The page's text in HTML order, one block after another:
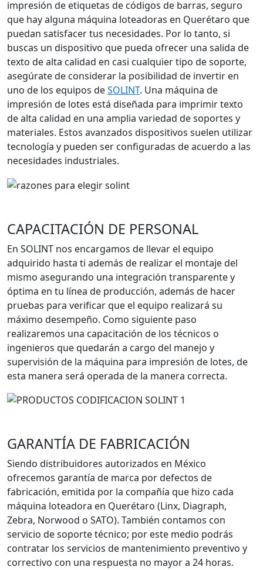
impresión de etiquetas de códigos de barras, seguro
que hay alguna máquina loteadoras en Querétaro que
puedan satisfacer tus necesidades. Por lo tanto, si
buscas un dispositivo que pueda ofrecer una salida de
texto de alta calidad en casi cualquier tipo de soporte,
asegúrate de considerar la posibilidad de invertir en
uno de los equipos deSOLINT. Una máquina de
impresión de lotes está diseñada para imprimir texto
de alta calidad en una amplia variedad de soportes y
materiales. Estos avanzados dispositivos suelen utilizar
tecnología y pueden ser configuradas de acuerdo a las
necesidades industriales.
CAPACITACIÓN DE PERSONAL
En SOLINT nos encargamos de llevar el equipo
adquirido hasta ti además de realizar el montaje del
mismo asegurando una integración transparente y
óptima en tu línea de producción, además de hacer
pruebas para verificar que el equipo realizará su
máximo desempeño. Como siguiente paso
realizaremos una capacitación de los técnicos o
ingenieros que quedarán a cargo del manejo y
supervisión de la máquina para impresión de lotes, de
esta manera será operada de la manera correcta.
GARANTÍA DE FABRICACIÓN
Siendo distribuidores autorizados en México
ofrecemos garantía de marca por defectos de
fabricación, emitida por la compañía que hizo cada
máquina loteadora en Querétaro (Linx, Diagraph,
Zebra, Norwood o SATO). También contamos con
servicio de soporte técnico; por este medio podrás
contratar los servicios de mantenimiento preventivo y
correctivo con una respuesta no mayor a 24 horas.